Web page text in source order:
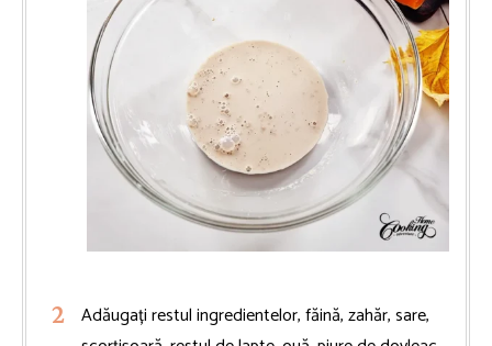
Adăugați restul ingredientelor, făină, zahăr, sare,